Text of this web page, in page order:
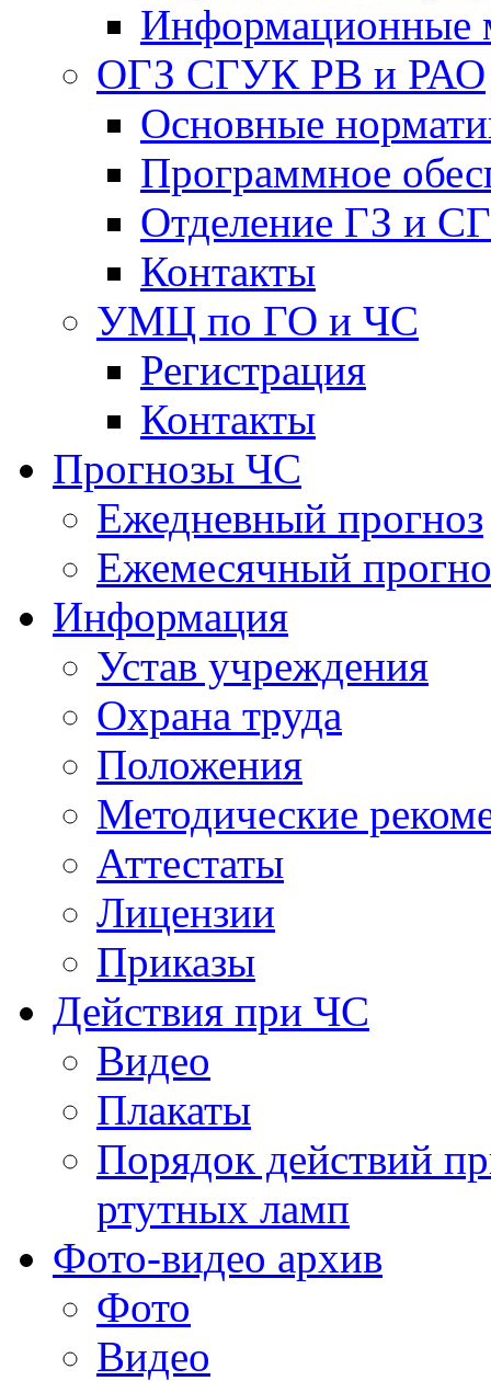
Информационные
ОГЗ СГУК РВ и РАО
Основные
Программное
Отделение ГЗ и
Контакты
УМЦ по ГО и ЧС
Регистрация
Контакты
Прогнозы ЧС
Ежедневный прогноз
Ежемесячный
Информация
Устав учреждения
Охрана труда
Положения
Методические
Аттестаты
Лицензии
Приказы
Действия при ЧС
Видео
Плакаты
Порядок действий
ртутных ламп
Фото-видео архив
Фото
Видео